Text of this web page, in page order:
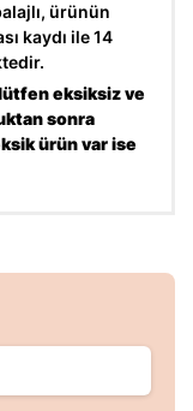
ürünün
kaydı ile 14
eksiksiz ve
sonra
ürün var ise